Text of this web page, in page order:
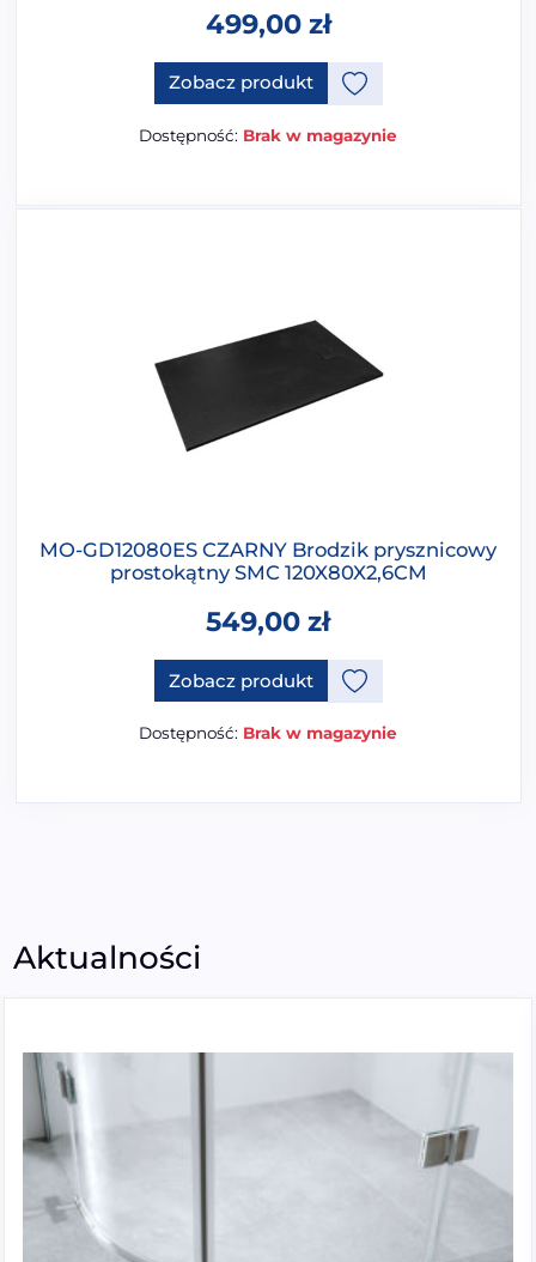
499,00 zł
Zobacz produktTen produkt ma opcje, które
Dostępność: Brak w magazynie
MO-GD12080ES CZARNY Brodzik prysznicowy
prostokątny SMC 120X80X2,6CM
549,00 zł
Zobacz produktTen produkt ma opcje, które
Dostępność: Brak w magazynie
Aktualności